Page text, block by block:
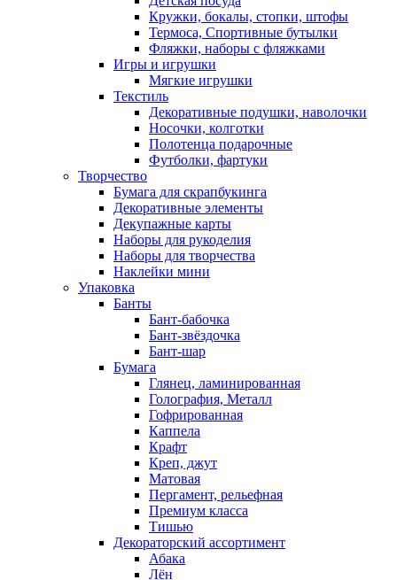
Кружки, бокалы, стопки, штофы
Термоса, Спортивные бутылки
Фляжки, наборы с фляжками
Игры и игрушки
Мягкие игрушки
Текстиль
Декоративные подушки, наволочки
Носочки, колготки
Полотенца подарочные
Футболки, фартуки
Творчество
Бумага для скрапбукинга
Декоративные элементы
Декупажные карты
Наборы для рукоделия
Наборы для творчества
Наклейки мини
Упаковка
Банты
Бант-бабочка
Бант-звёздочка
Бант-шар
Бумага
Глянец, ламинированная
Голография, Металл
Гофрированная
Каппела
Крафт
Креп, джут
Матовая
Пергамент, рельефная
Премиум класса
Тишью
Декораторский ассортимент
Абака
Лён